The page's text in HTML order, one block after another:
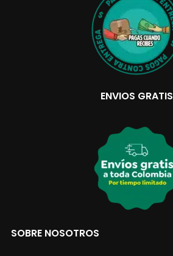
ENVIOS GRATIS
SOBRE NOSOTROS